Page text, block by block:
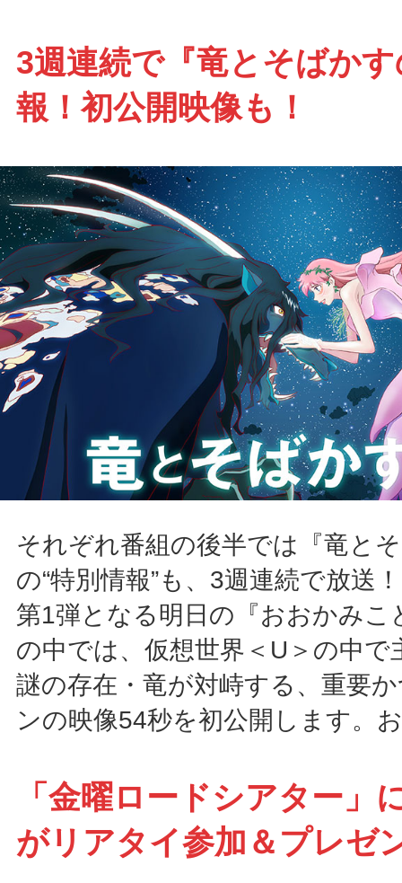
3週連続で『竜とそばか
報！初公開映像も！
それぞれ番組の後半では『竜と
の“特別情報”も、3週連続で放送！
第1弾となる明日の『おおかみこ
の中では、仮想世界＜U＞の中で
謎の存在・竜が対峙する、重要
ンの映像54秒を初公開します。
「金曜ロードシアター」
がリアタイ参加＆プレゼ